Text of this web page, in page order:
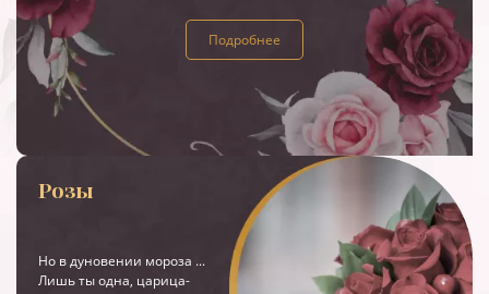
Подробнее
Розы
Но в дуновении мороза ...
Лишь ты одна, царица-